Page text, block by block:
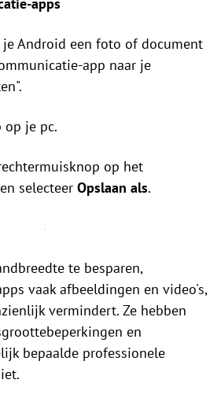
apps
je Android een foto of document
app naar je
op je pc.
op het
selecteer Opslaan als.
te besparen,
vaak afbeeldingen en video's,
vermindert. Ze hebben
en
bepaalde professionele